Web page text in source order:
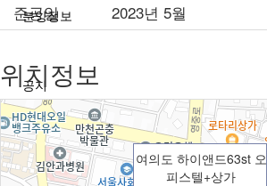
분양정보
공지
준공일
2023년 5월
위치정보
여의도 하이앤드63st 오
피스텔+상가